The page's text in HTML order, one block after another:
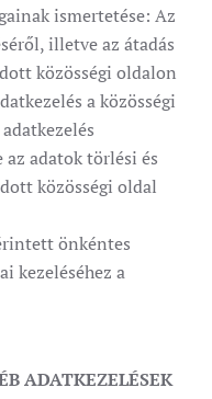
ismertetése: Az
illetve az átadás
közösségi oldalon
a közösségi
adatok törlési és
közösségi oldal
önkéntes
kezeléséhez a
ADATKEZELÉSEK